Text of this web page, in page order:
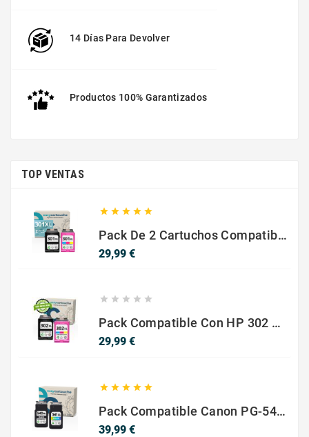
14 Días Para Devolver
Productos 100% Garantizados
TOP VENTAS
    
Pack De 2 Cartuchos Compatibles Con HP 301 XL Negro Y Color
29,99 €Precio
    
Pack Compatible Con HP 302 XL Negro Y Color - SIN NIVEL DE TINTA
29,99 €Precio
    
Pack Compatible Canon PG-540 XL / CL-541 XL ? Negro Y Color ? Alta Capacidad
39,99 €Precio